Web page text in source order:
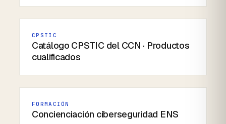
CPSTIC
Catálogo CPSTIC del CCN · Productos
cualificados
FORMACIÓN
Concienciación ciberseguridad ENS